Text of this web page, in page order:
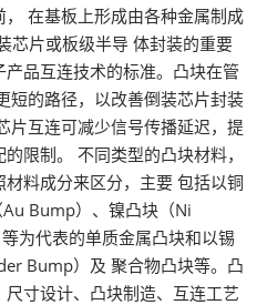
在基板上形成由各种金属制成
芯片或板级半导 体封装的重要
品互连技术的标准。凸块在管
短的路径，以改善倒装芯片封装
片互连可减少信号传播延迟，提
限制。 不同类型的凸块材料，
料成分来区分，主要 包括以铜
Bump）、镍凸块（Ni
为代表的单质金属凸块和以锡
Bump）及 聚合物凸块等。凸
寸设计、凸块制造、互连工艺